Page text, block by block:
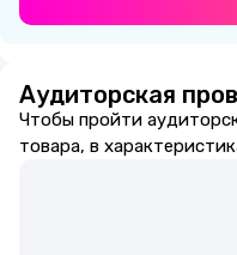
Аудиторская
Чтобы пройти
товара, в